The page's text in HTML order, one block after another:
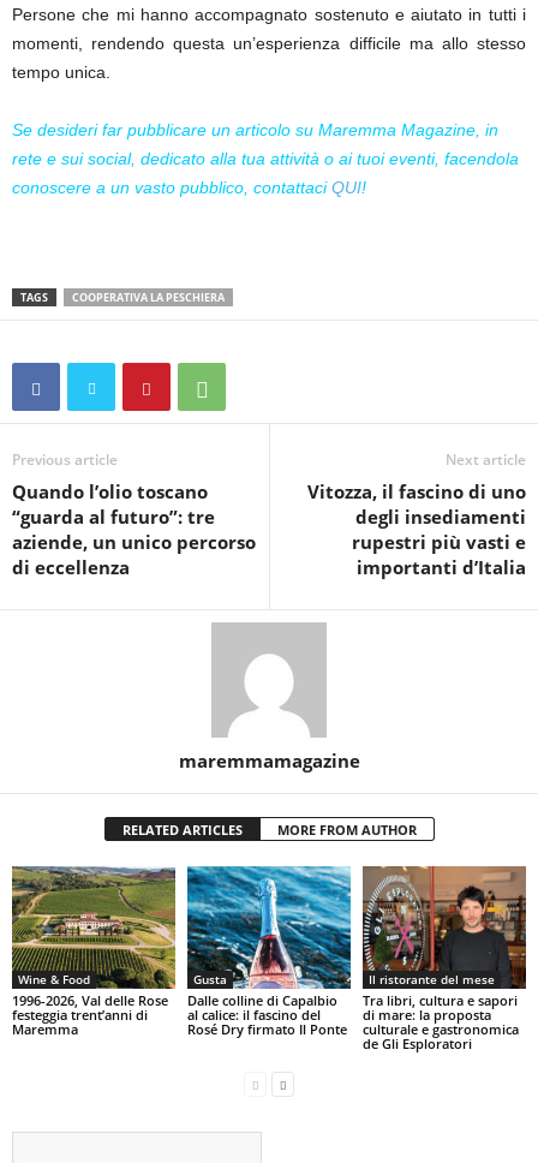
Persone che mi hanno accompagnato sostenuto e aiutato in tutti i
momenti, rendendo questa un’esperienza difficile ma allo stesso
tempo unica.
Se desideri far pubblicare un articolo su Maremma Magazine, in
rete e sui social, dedicato alla tua attività o ai tuoi eventi, facendola
conoscere a un vasto pubblico, contattaciQUI!
TAGS COOPERATIVA LA PESCHIERA
Previous article
Quando l’olio toscano
“guarda al futuro”: tre
aziende, un unico percorso
di eccellenza
Next article
Vitozza, il fascino di uno
degli insediamenti
rupestri più vasti e
importanti d’Italia
maremmamagazine
RELATED ARTICLES MORE FROM AUTHOR
Wine & Food
1996-2026, Val delle Rose
festeggia trent’anni di
Maremma
Gusta
Dalle colline di Capalbio
al calice: il fascino del
Rosé Dry firmato Il Ponte
Il ristorante del mese
Tra libri, cultura e sapori
di mare: la proposta
culturale e gastronomica
de Gli Esploratori